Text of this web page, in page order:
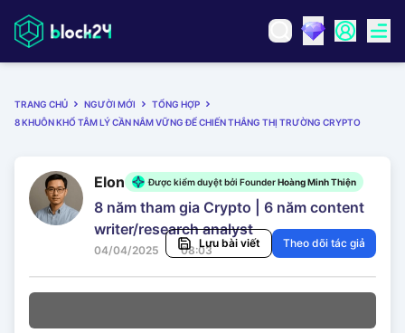
TRANG CHỦ NGƯỜI MỚI
TỔNG HỢP
8 KHUÔN KHỔ TÂM LÝ CẦN NẮM VỮNG ĐỂ CHIẾN THẮNG THỊ TRƯỜNG CRYPTO
Elon Được kiểm duyệt bởi FounderHoàng Minh Thiện
8 năm tham gia Crypto | 6 năm content
writer/research analyst
04/04/2025 08:03
Lưu bài viết Theo dõi tác giả